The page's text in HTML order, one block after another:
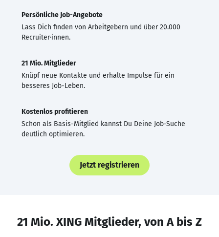
Persönliche Job-Angebote
Lass Dich finden von Arbeitgebern und über 20.000
Recruiter·innen.
21 Mio. Mitglieder
Knüpf neue Kontakte und erhalte Impulse für ein
besseres Job-Leben.
Kostenlos profitieren
Schon als Basis-Mitglied kannst Du Deine Job-Suche
deutlich optimieren.
Jetzt registrieren
21 Mio. XING Mitglieder, von A bis Z